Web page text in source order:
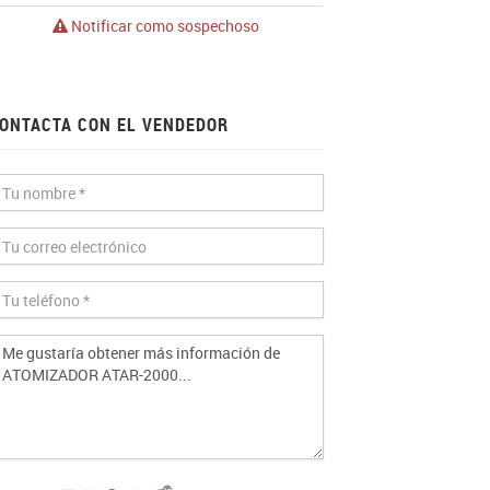
Notificar como sospechoso
CON EL VENDEDOR